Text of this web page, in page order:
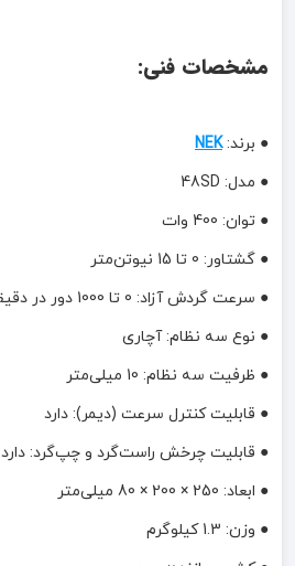
مشخصات فنی:
● برند:NEK
● مدل: 48SD
● توان: 400 وات
● گشتاور: 0 تا 15 نیوتن‌متر
● سرعت گردش آزاد: 0 تا 1000 دور در دقیقه
● نوع سه نظام: آچاری
● ظرفیت سه نظام: 10 میلی‌متر
● قابلیت کنترل سرعت (دیمر): دارد
● قابلیت چرخش راست‌گرد و چپ‌گرد: دارد
● ابعاد: 250 × 200 × 80 میلی‌متر
● وزن: 1.3 کیلوگرم